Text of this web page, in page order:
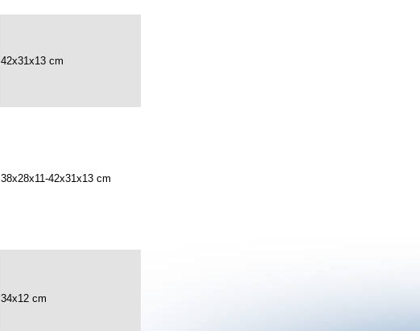
42x31x13 cm
38x28x11-42x31x13 cm
34x12 cm